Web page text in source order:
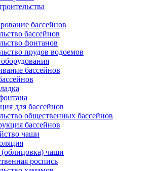
бассейнов
бассейнов
фонтанов
прудов водоемов
бассейнов
для бассейнов
общественных бассейнов
бассейнов
чаши
чаши
роспись